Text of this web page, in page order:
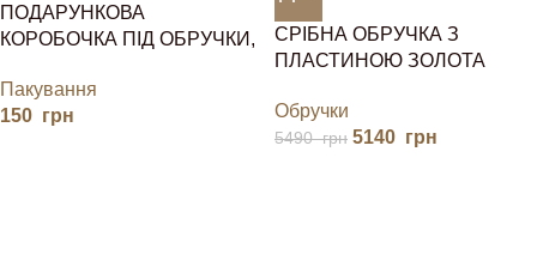
ПОДАРУНКОВА
КОРОБОЧКА ПІД ОБРУЧКИ,
Пакування
150 грн
СРІБНА ОБРУЧКА З
ПЛАСТИНОЮ ЗОЛОТА
Обручки
5490грн 5140 грн